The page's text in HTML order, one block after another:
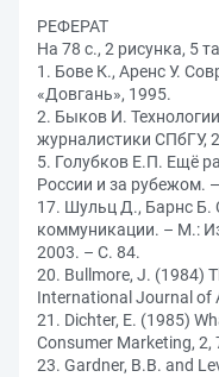
РЕФЕРАТ
На 78 с., 2 рисунка, 5
1. Бове К., Аренс У.
«Довгань», 1995.
2. Быков И.
журналистики СПбГУ,
5. Голубков Е.П. Ещё
России и за рубежом.
17. Шульц Д., Барнс Б.
коммуникации. – М.:
2003. – С. 84.
20. Bullmore, J. (1984)
International Journal of
21. Dichter, E. (1985)
Consumer Marketing, 2,
23. Gardner, B.B. and